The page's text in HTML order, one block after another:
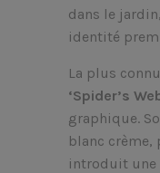
dans le
identité
La plus
‘Spider’s
graphique.
blanc crème,
introduit une